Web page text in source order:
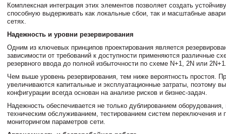
Комплексная интеграция этих элементов позволяет создать
способную выдерживать как локальные сбои, так и масштабные
сетях.
Надежность и уровни резервирования
Одним из ключевых принципов проектирования является
зависимости от требований к доступности применяются различные
резервного ввода до полной избыточности по схеме N+1, 2N или
Чем выше уровень резервирования, тем ниже вероятность простоя.
увеличиваются капитальные и эксплуатационные затраты, поэтому
конфигурации всегда основан на анализе рисков и бизнес-задач.
Надежность обеспечивается не только дублированием
техническим обслуживанием, тестированием систем переключения и
мониторингом параметров сети.